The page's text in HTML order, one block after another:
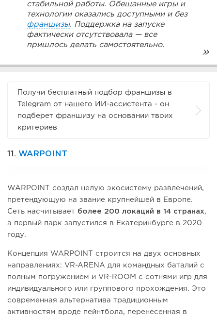
стабильной работы. Обещанные игры и
технологии оказались доступными и без
франшизы. Поддержка на запуске
фактически отсутствовала — все
пришлось делать самостоятельно.
Получи бесплатный подбор франшизы в
Telegram от нашего ИИ-ассистента - он
подберет франшизу на основании твоих
критериев
11. WARPOINT
WARPOINT создал целую экосистему развлечений,
претендующую на звание крупнейшей в Европе.
Сеть насчитывает более 200 локаций в 14 странах,
а первый парк запустился в Екатеринбурге в 2020
году.
Концепция WARPOINT строится на двух основных
направлениях: VR-ARENA для командных баталий с
полным погружением и VR-ROOM с сотнями игр для
индивидуального или группового прохождения. Это
современная альтернатива традиционным
активностям вроде пейнтбола, перенесенная в